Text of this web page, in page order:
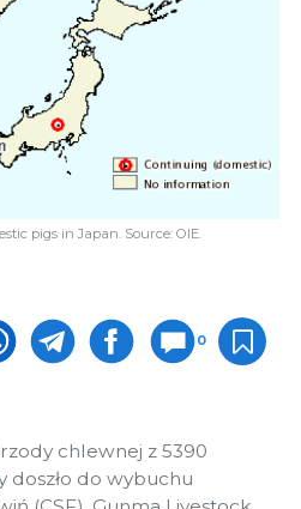
pigs in Japan. Source: OIE.
0
chlewnej z 5390
doszło do wybuchu